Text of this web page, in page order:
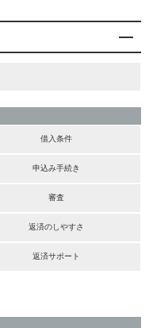
借入条件
申込み手続き
審査
返済のしやすさ
返済サポート